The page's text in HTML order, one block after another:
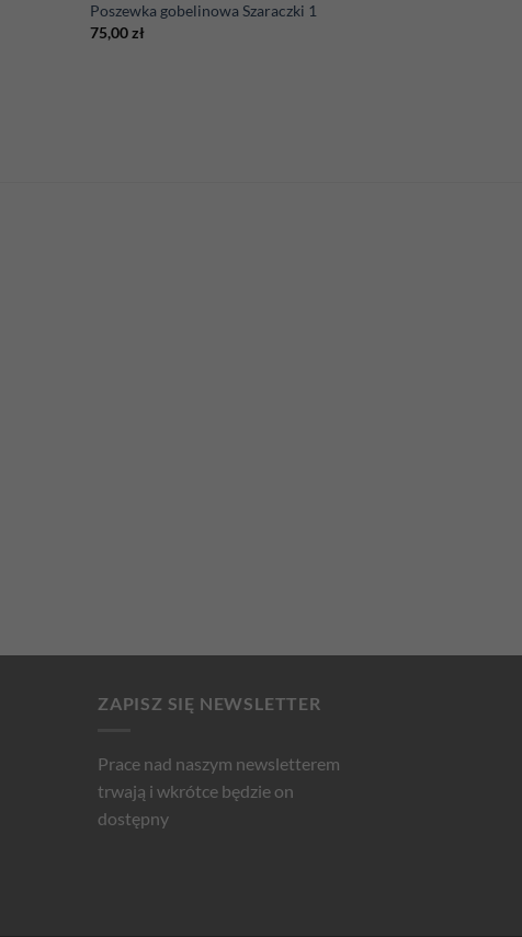
Poszewka gobelinowa Szaraczki 1
75,00zł
ZAPISZ SIĘ NEWSLETTER
Prace nad naszym newsletterem
trwają i wkrótce będzie on
dostępny